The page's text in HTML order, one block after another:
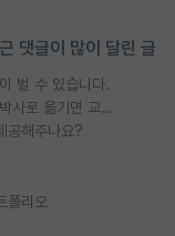
댓글이 많이 달린 글
벌 수 있습니다.
SSH 박사과정을 그만두고 지방대 박사로 옮기면 교수의 꿈은 끝일까요?
공해주나요?
폴리오